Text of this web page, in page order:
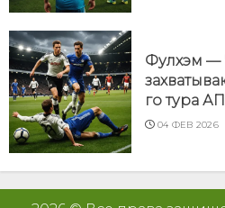
Фулхэм —
го тура
04 ФЕВ 2026